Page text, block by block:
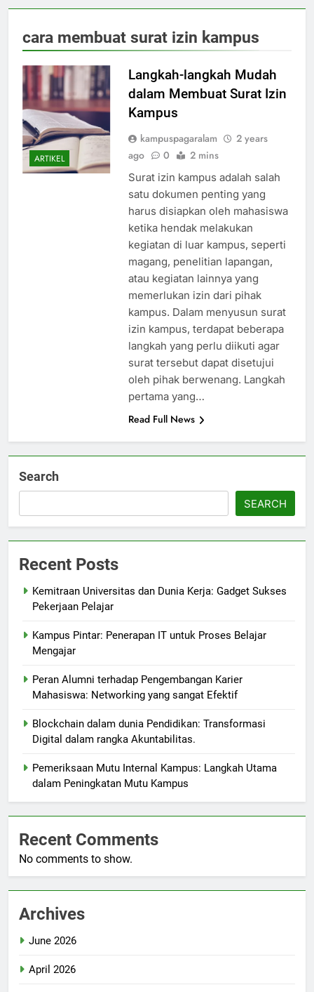
cara membuat surat izin kampus
ARTIKEL
Langkah-langkah Mudah
dalam Membuat Surat Izin
Kampus
kampuspagaralam
2 years
ago
0 2 mins
Surat izin kampus adalah salah
satu dokumen penting yang
harus disiapkan oleh mahasiswa
ketika hendak melakukan
kegiatan di luar kampus, seperti
magang, penelitian lapangan,
atau kegiatan lainnya yang
memerlukan izin dari pihak
kampus. Dalam menyusun surat
izin kampus, terdapat beberapa
langkah yang perlu diikuti agar
surat tersebut dapat disetujui
oleh pihak berwenang. Langkah
pertama yang…
Read Full News
Search
SEARCH
Recent Posts
Kemitraan Universitas dan Dunia Kerja: Gadget Sukses
Pekerjaan Pelajar
Kampus Pintar: Penerapan IT untuk Proses Belajar
Mengajar
Peran Alumni terhadap Pengembangan Karier
Mahasiswa: Networking yang sangat Efektif
Blockchain dalam dunia Pendidikan: Transformasi
Digital dalam rangka Akuntabilitas.
Pemeriksaan Mutu Internal Kampus: Langkah Utama
dalam Peningkatan Mutu Kampus
Recent Comments
No comments to show.
Archives
June 2026
April 2026